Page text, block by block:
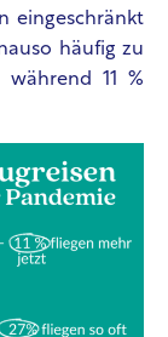
eingeschränkt
häufig zu
11 %